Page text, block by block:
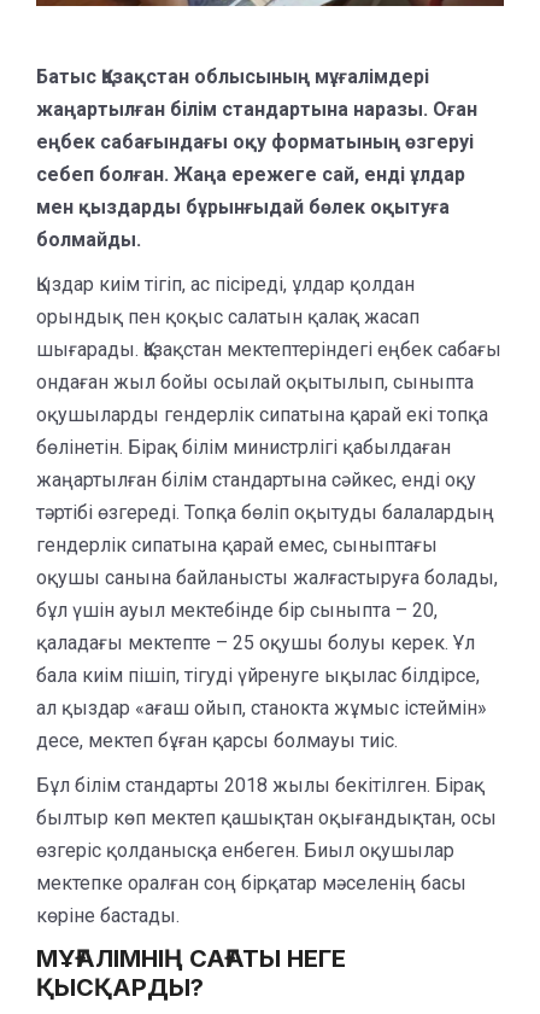
Батыс Қазақстан облысының мұғалімдері
жаңартылған білім стандартына наразы. Оған
еңбек сабағындағы оқу форматының өзгеруі
себеп болған. Жаңа ережеге сай, енді ұлдар
мен қыздарды бұрынғыдай бөлек оқытуға
болмайды.
Қыздар киім тігіп, ас пісіреді, ұлдар қолдан
орындық пен қоқыс салатын қалақ жасап
шығарады. Қазақстан мектептеріндегі еңбек сабағы
ондаған жыл бойы осылай оқытылып, сыныпта
оқушыларды гендерлік сипатына қарай екі топқа
бөлінетін. Бірақ білім министрлігі қабылдаған
жаңартылған білім стандартына сәйкес, енді оқу
тәртібі өзгереді. Топқа бөліп оқытуды балалардың
гендерлік сипатына қарай емес, сыныптағы
оқушы санына байланысты жалғастыруға болады,
бұл үшін ауыл мектебінде бір сыныпта – 20,
қаладағы мектепте – 25 оқушы болуы керек. Ұл
бала киім пішіп, тігуді үйренуге ықылас білдірсе,
ал қыздар «ағаш ойып, станокта жұмыс істеймін»
десе, мектеп бұған қарсы болмауы тиіс.
Бұл білім стандарты 2018 жылы бекітілген. Бірақ
былтыр көп мектеп қашықтан оқығандықтан, осы
өзгеріс қолданысқа енбеген. Биыл оқушылар
мектепке оралған соң бірқатар мәселенің басы
көріне бастады.
МҰҒАЛІМНІҢ САҒАТЫ НЕГЕ
ҚЫСҚАРДЫ?